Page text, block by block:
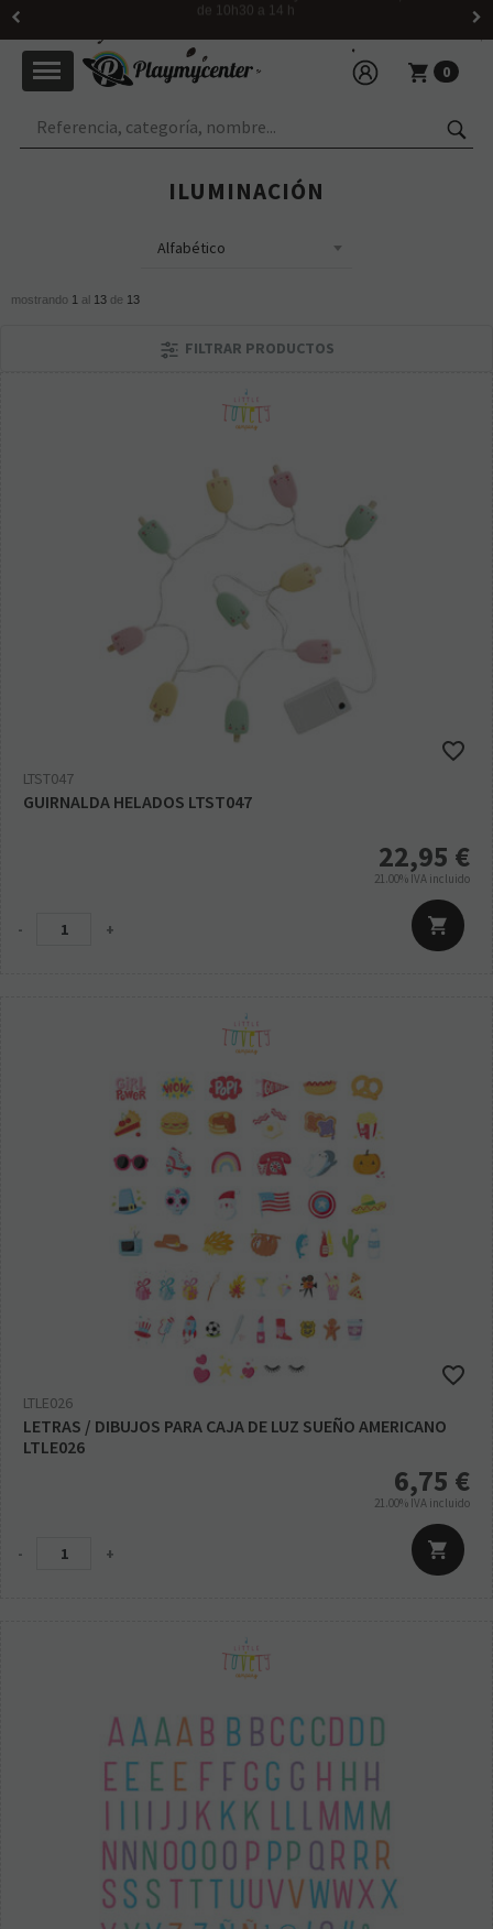
Horario: martes a viernes de 10h30 a 14h y de 16h30 a 20h; sábado
0
ILUMINACIÓN
mostrando 1 al 13 de 13
FILTRAR PRODUCTOS
LTST047
GUIRNALDA HELADOS LTST047
22,95 €
21.00% IVA incluido
- +
LTLE026
LETRAS / DIBUJOS PARA CAJA DE LUZ SUEÑO AMERICANO
LTLE026
6,75 €
21.00% IVA incluido
- +